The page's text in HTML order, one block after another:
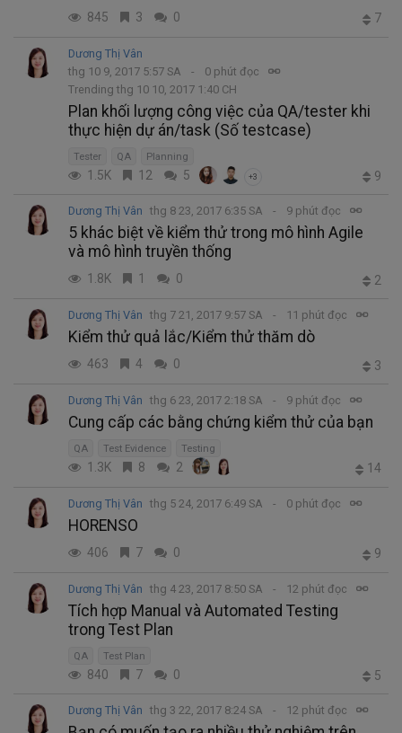
845 3 0 7
Dương Thị Vân
thg 10 9, 2017 5:57 SA
0 phút đọc
Trending thg 10 10, 2017 1:40 CH
Plan khối lượng công việc của QA/tester khi
thực hiện dự án/task (Số testcase)
Tester QA Planning
1.5K 12 5 +3 9
Dương Thị Vân thg 8 23, 2017 6:35 SA 9 phút đọc
5 khác biệt về kiểm thử trong mô hình Agile
và mô hình truyền thống
1.8K 1 0 2
Dương Thị Vân thg 7 21, 2017 9:57 SA 11 phút đọc
Kiểm thử quả lắc/Kiểm thử thăm dò
463 4 0 3
Dương Thị Vân thg 6 23, 2017 2:18 SA 9 phút đọc
Cung cấp các bằng chứng kiểm thử của bạn
QA Test Evidence Testing
1.3K 8 2 14
Dương Thị Vân thg 5 24, 2017 6:49 SA 0 phút đọc
HORENSO
406 7 0 9
Dương Thị Vân thg 4 23, 2017 8:50 SA 12 phút đọc
Tích hợp Manual và Automated Testing
trong Test Plan
QA Test Plan
840 7 0 5
Dương Thị Vân thg 3 22, 2017 8:24 SA 12 phút đọc